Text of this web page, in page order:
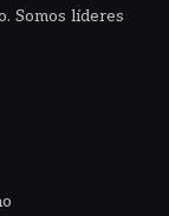
Somos líderes